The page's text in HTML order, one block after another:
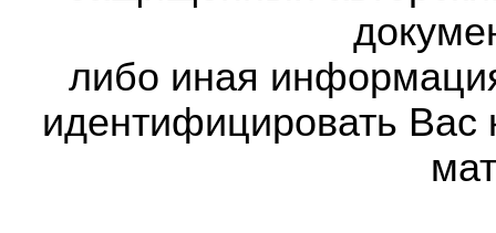
либо иная
идентифицировать Вас